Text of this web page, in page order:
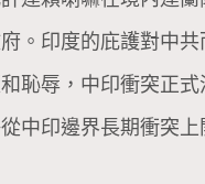
。印度的庇護對中共
恥辱，中印衝突正式
中印邊界長期衝突上